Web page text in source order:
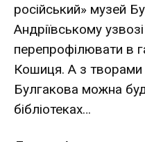
російський» музей
Андріївському
перепрофілювати в
Кошиця. А з
Булгакова можна
бібліотеках…